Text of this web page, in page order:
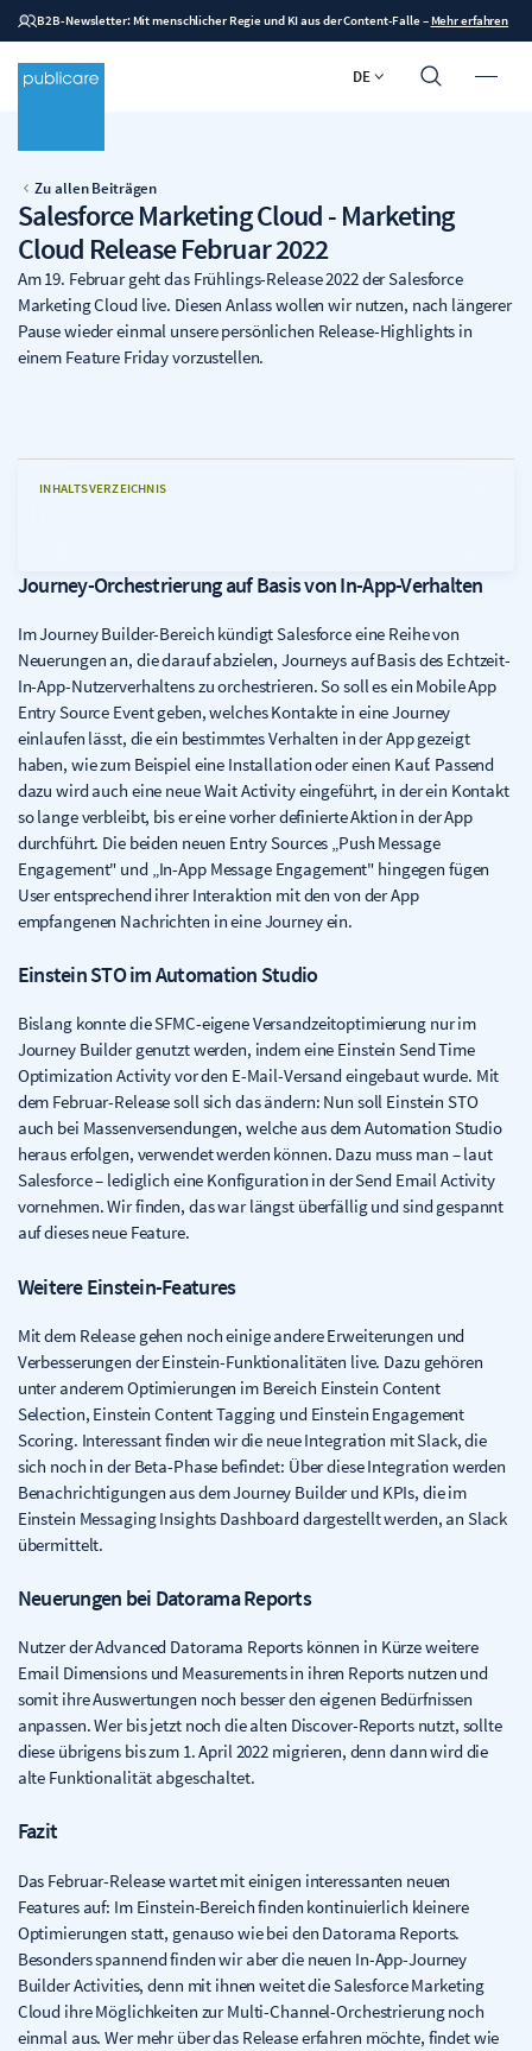
B2B-Newsletter: Mit menschlicher Regie und KI aus der Content-Falle– Mehr erfahren
DE
Zu allen Beiträgen
Salesforce Marketing Cloud - Marketing
Cloud Release Februar 2022
Am 19. Februar geht das Frühlings-Release 2022 der Salesforce
Marketing Cloud live. Diesen Anlass wollen wir nutzen, nach längerer
Pause wieder einmal unsere persönlichen Release-Highlights in
einem Feature Friday vorzustellen.
Journey-Orchestrierung auf Basis von In-App-Verhalten
Im Journey Builder-Bereich kündigt Salesforce eine Reihe von
Neuerungen an, die darauf abzielen, Journeys auf Basis des Echtzeit-
In-App-Nutzerverhaltens zu orchestrieren. So soll es ein Mobile App
Entry Source Event geben, welches Kontakte in eine Journey
einlaufen lässt, die ein bestimmtes Verhalten in der App gezeigt
haben, wie zum Beispiel eine Installation oder einen Kauf. Passend
dazu wird auch eine neue Wait Activity eingeführt, in der ein Kontakt
so lange verbleibt, bis er eine vorher definierte Aktion in der App
durchführt. Die beiden neuen Entry Sources „Push Message
Engagement" und „In-App Message Engagement" hingegen fügen
User entsprechend ihrer Interaktion mit den von der App
empfangenen Nachrichten in eine Journey ein.
Einstein STO im Automation Studio
Bislang konnte die SFMC-eigene Versandzeitoptimierung nur im
Journey Builder genutzt werden, indem eine Einstein Send Time
Optimization Activity vor den E-Mail-Versand eingebaut wurde. Mit
dem Februar-Release soll sich das ändern: Nun soll Einstein STO
auch bei Massenversendungen, welche aus dem Automation Studio
heraus erfolgen, verwendet werden können. Dazu muss man – laut
Salesforce – lediglich eine Konfiguration in der Send Email Activity
vornehmen. Wir finden, das war längst überfällig und sind gespannt
auf dieses neue Feature.
Weitere Einstein-Features
Mit dem Release gehen noch einige andere Erweiterungen und
Verbesserungen der Einstein-Funktionalitäten live. Dazu gehören
unter anderem Optimierungen im Bereich Einstein Content
Selection, Einstein Content Tagging und Einstein Engagement
Scoring. Interessant finden wir die neue Integration mit Slack, die
sich noch in der Beta-Phase befindet: Über diese Integration werden
Benachrichtigungen aus dem Journey Builder und KPIs, die im
Einstein Messaging Insights Dashboard dargestellt werden, an Slack
übermittelt.
Neuerungen bei Datorama Reports
Nutzer der Advanced Datorama Reports können in Kürze weitere
Email Dimensions und Measurements in ihren Reports nutzen und
somit ihre Auswertungen noch besser den eigenen Bedürfnissen
anpassen. Wer bis jetzt noch die alten Discover-Reports nutzt, sollte
diese übrigens bis zum 1. April 2022 migrieren, denn dann wird die
alte Funktionalität abgeschaltet.
Fazit
Das Februar-Release wartet mit einigen interessanten neuen
Features auf: Im Einstein-Bereich finden kontinuierlich kleinere
Optimierungen statt, genauso wie bei den Datorama Reports.
Besonders spannend finden wir aber die neuen In-App-Journey
Builder Activities, denn mit ihnen weitet die Salesforce Marketing
Cloud ihre Möglichkeiten zur Multi-Channel-Orchestrierung noch
einmal aus. Wer mehr über das Release erfahren möchte, findet wie
INHALTSVERZEICHNIS